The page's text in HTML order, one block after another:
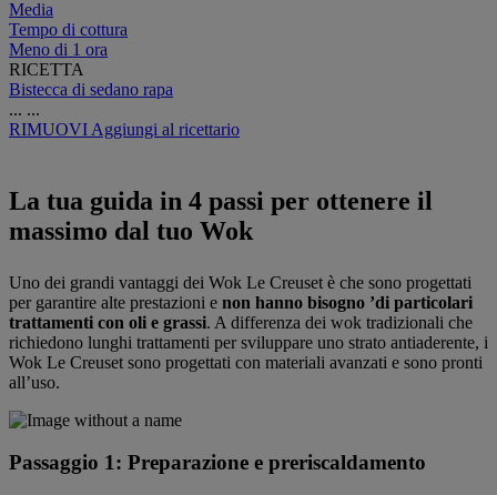
Media
Tempo di cottura
Meno di 1 ora
RICETTA
Bistecca di sedano rapa
... ...
RIMUOVI Aggiungi al ricettario
La tua guida in 4 passi per ottenere il
massimo dal tuo Wok
Uno dei grandi vantaggi dei Wok Le Creuset è che sono progettati
per garantire alte prestazioni e non hanno bisogno ’di particolari
trattamenti con oli e grassi. A differenza dei wok tradizionali che
richiedono lunghi trattamenti per sviluppare uno strato antiaderente, i
Wok Le Creuset sono progettati con materiali avanzati e sono pronti
all’uso.
Passaggio 1: Preparazione e preriscaldamento